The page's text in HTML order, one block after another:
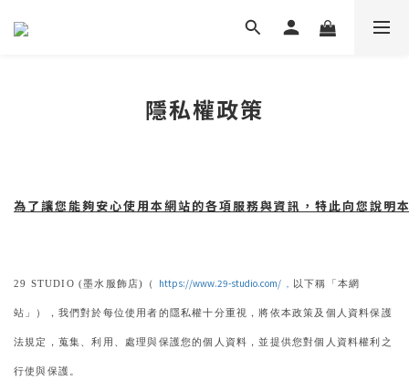
隱私權政策
為了讓您能夠安心使用本網站的各項服務與資訊，特此向您說
29 STUDIO (墨水服飾店) （ https://www.29-studio.com/ ， 以下稱 「 本網
站 」）， 我們對於每位使用者的隱私權十分重視 ，將依本政策及個人資料保護
法規定 ， 蒐集 、利用 處理與保護您的個人資料 ，並提供您對個人資料權利之
行使與保護